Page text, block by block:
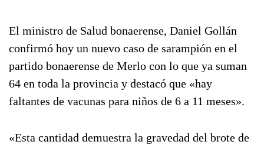
El ministro de Salud bonaerense, Daniel Gollán
confirmó hoy un nuevo caso de sarampión en el
partido bonaerense de Merlo con lo que ya suman
64 en toda la provincia y destacó que «hay
faltantes de vacunas para niños de 6 a 11 meses».
«Esta cantidad demuestra la gravedad del brote de